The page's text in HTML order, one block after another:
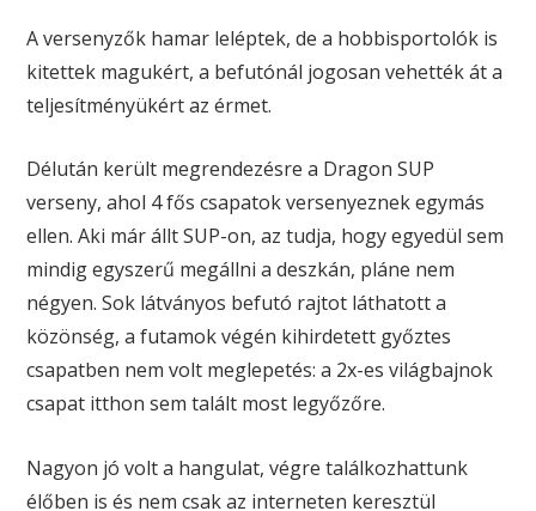
A versenyzők hamar leléptek, de a hobbisportolók is
kitettek magukért, a befutónál jogosan vehették át a
teljesítményükért az érmet.
Délután került megrendezésre a Dragon SUP
verseny, ahol 4 fős csapatok versenyeznek egymás
ellen. Aki már állt SUP-on, az tudja, hogy egyedül sem
mindig egyszerű megállni a deszkán, pláne nem
négyen. Sok látványos befutó rajtot láthatott a
közönség, a futamok végén kihirdetett győztes
csapatben nem volt meglepetés: a 2x-es világbajnok
csapat itthon sem talált most legyőzőre.
Nagyon jó volt a hangulat, végre találkozhattunk
élőben is és nem csak az interneten keresztül